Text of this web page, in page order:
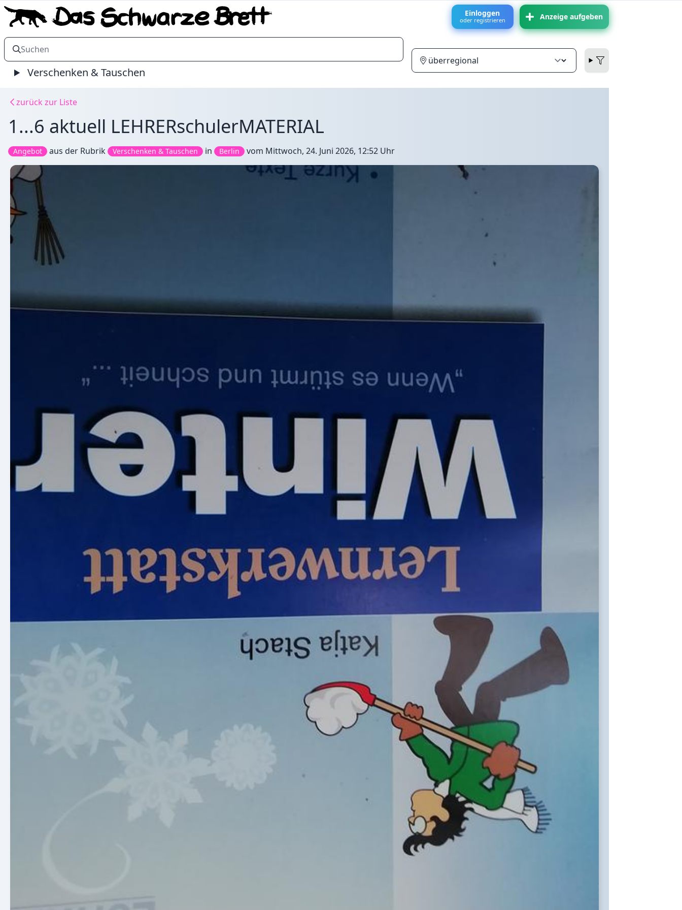
Einloggen
oder registrieren Anzeige aufgeben
Verschenken & Tauschen
zurück zur Liste
1...6 aktuell LEHRERschulerMATERIAL
Angebot aus der Rubrik Verschenken & Tauschen in Berlin vom Mittwoch, 24. Juni 2026, 12:52 Uhr